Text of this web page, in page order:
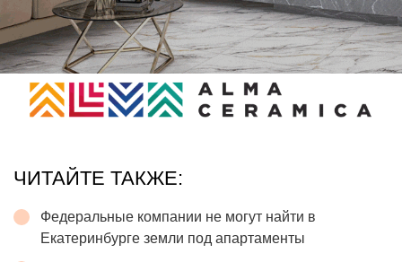
ЧИТАЙТЕ ТАКЖЕ:
Федеральные компании не могут найти в
Екатеринбурге земли под апартаменты